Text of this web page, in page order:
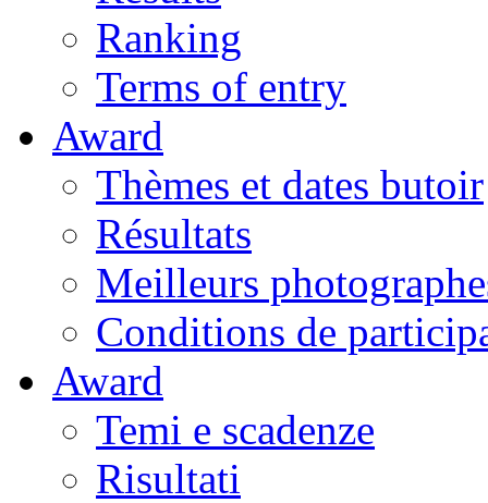
Ranking
Terms of entry
Award
Thèmes et dates butoir
Résultats
Meilleurs
Conditions de
Award
Temi e scadenze
Risultati